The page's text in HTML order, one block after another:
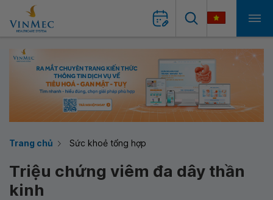
Trang chủ Sức khoẻ tổng hợp
Triệu chứng viêm đa dây thần
kinh